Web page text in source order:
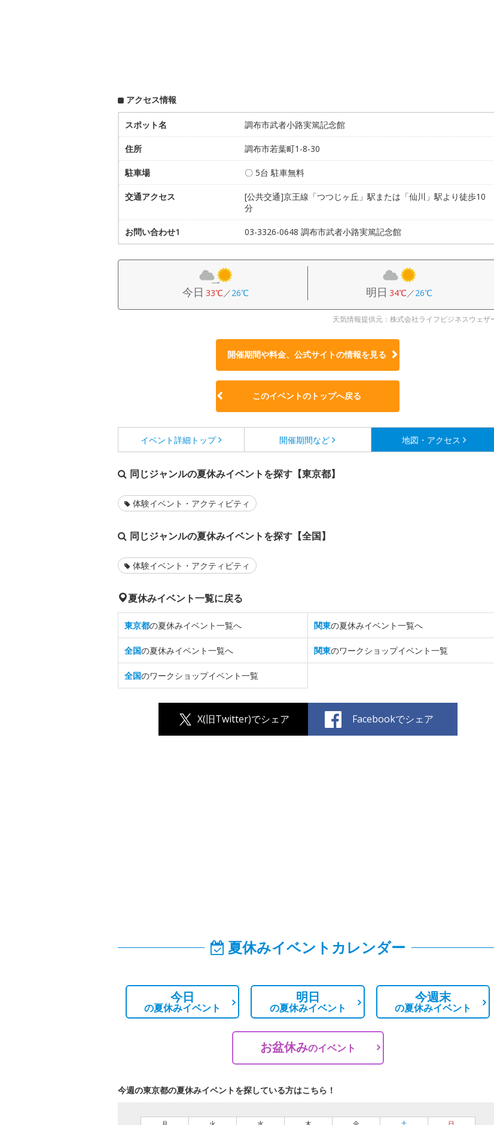
アクセス情報
スポット名 調布市武者小路実篤記念館
住所 調布市若葉町1-8-30
駐車場 〇 5台 駐車無料
交通アクセス
[公共交通]京王線「つつじヶ丘」駅または「仙川」駅より徒歩10
分
お問い合わせ1 03-3326-0648 調布市武者小路実篤記念館
今日 33℃／26℃ 明日 34℃／26℃
天気情報提供元：株式会社ライフビジネスウェザ
開催期間や料金、公式サイトの情報を見る
このイベントのトップへ戻る
イベント詳細 トップ 開催期間など 地図・アクセス
同じジャンルの夏休みイベントを探す【東京都】
体験イベント・アクティビティ
同じジャンルの夏休みイベントを探す【全国】
体験イベント・アクティビティ
夏休みイベント一覧に戻る
東京都の夏休みイベント一覧へ 関東の夏休みイベント一覧へ
全国の夏休みイベント一覧へ 関東のワークショップイベント一覧
全国のワークショップイベント一覧
X(旧Twitter)でシェア Facebookでシェア
夏休みイベントカレンダー
今日
の夏休みイベント
明日
の夏休みイベント
今週末
の夏休みイベント
お盆休みのイベント
今週の東京都の夏休みイベントを探している方はこちら！